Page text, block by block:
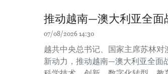
推动越南—澳大利亚全面
07/08/2026 14:30
越共中央总书记、国家主席苏林
新动力，推动越南—澳大利亚全面